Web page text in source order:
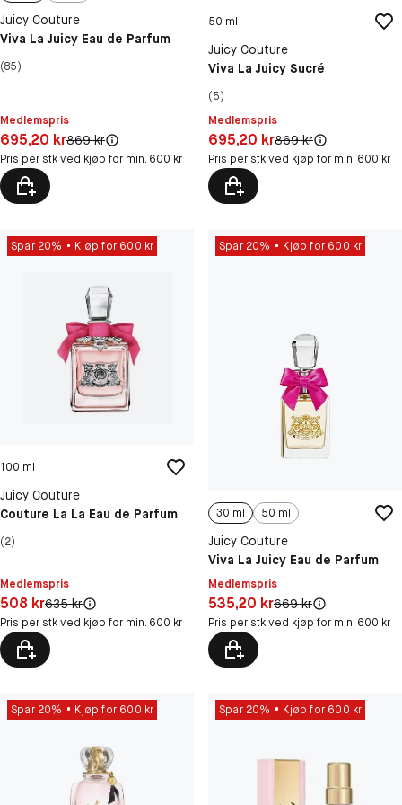
Juicy Couture
Viva La Juicy Eau de Parfum
(85)
Medlemspris
Pris: 695,20 kr
695,20 krOriginal pris:
869 kr
Pris per stk ved kjøp for min. 600 kr
50 ml
Juicy Couture
Viva La Juicy Sucré
(5)
Medlemspris
Pris: 695,20 kr
695,20 krOriginal pris:
869 kr
Pris per stk ved kjøp for min. 600 kr
Spar 20% Kjøp for 600 kr
100 ml
Juicy Couture
Couture La La Eau de Parfum
(2)
Medlemspris
Pris: 508 kr
508 krOriginal pris:
635 kr
Pris per stk ved kjøp for min. 600 kr
Spar 20% Kjøp for 600 kr
30 ml 50 ml
Juicy Couture
Viva La Juicy Eau de Parfum
Medlemspris
Pris: 535,20 kr
535,20 krOriginal pris:
669 kr
Pris per stk ved kjøp for min. 600 kr
Spar 20% Kjøp for 600 kr Spar 20% Kjøp for 600 kr